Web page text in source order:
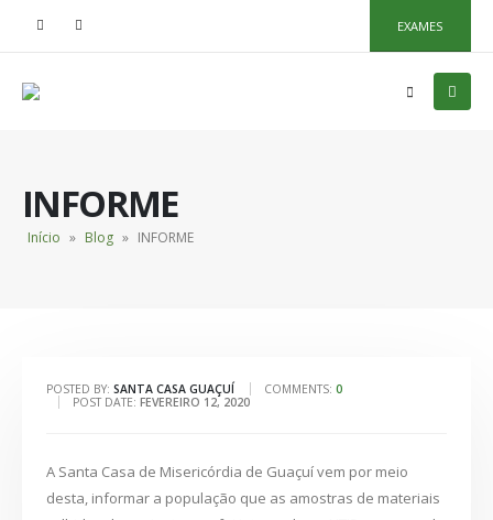
EXAMES
INFORME
Início » Blog » INFORME
POSTED BY:SANTA CASA GUAÇUÍ COMMENTS: 0
POST DATE: FEVEREIRO 12, 2020
A Santa Casa de Misericórdia de Guaçuí vem por meio
desta, informar a população que as amostras de materiais